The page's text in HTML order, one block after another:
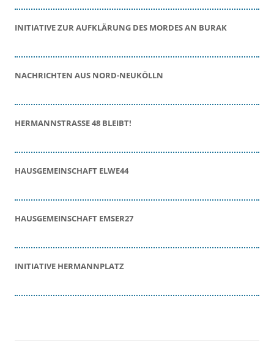
INITIATIVE ZUR AUFKLÄRUNG DES MORDES AN BURAK
NACHRICHTEN AUS NORD-NEUKÖLLN
HERMANNSTRASSE 48 BLEIBT!
HAUSGEMEINSCHAFT ELWE44
HAUSGEMEINSCHAFT EMSER27
INITIATIVE HERMANNPLATZ